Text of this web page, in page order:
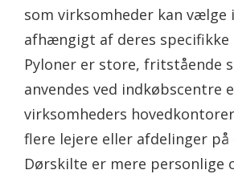
som virksomheder kan vælge
afhængigt af deres specifikke
Pyloner er store, fritstående
anvendes ved indkøbscentre
virksomheders
flere lejere eller afdelinger på
Dørskilte er mere personlige